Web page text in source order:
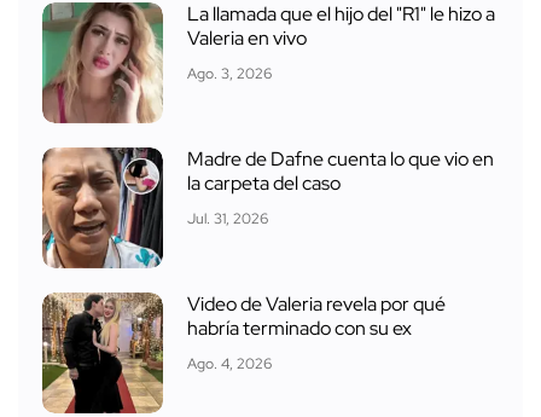
La llamada que el hijo del "R1" le hizo a
Valeria en vivo
Ago. 3, 2026
Madre de Dafne cuenta lo que vio en
la carpeta del caso
Jul. 31, 2026
Video de Valeria revela por qué
habría terminado con su ex
Ago. 4, 2026